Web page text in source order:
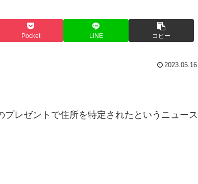
Pocket LINE コピー
2023.05.16
レゼントで住所を特定されたというニュース